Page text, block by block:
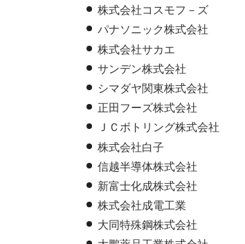
株式会社コスモフ－ズ
パナソニック株式会社
株式会社サカエ
サンデン株式会社
シマダヤ関東株式会社
正田フーズ株式会社
ＪＣボトリング株式会社
株式会社白子
信越半導体株式会社
新富士化成株式会社
株式会社成電工業
大同特殊鋼株式会社